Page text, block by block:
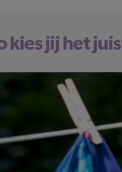
kies jij het